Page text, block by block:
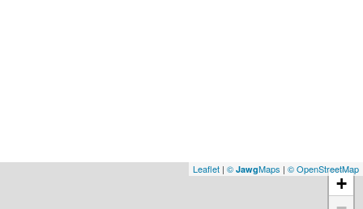
+
Leaflet | © JawgMaps | © OpenStreetMap